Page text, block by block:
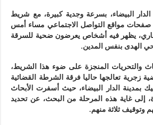
البيضاء، بسرعة وجدية كبيرة، مع شريط
مواقع التواصل الاجتماعي مساء أمس
يناير الجاري، يظهر فيه أشخاص يعرضون ضحية للسرقة
الهدى بنفس المدين.
والتحريات المنجزة على ضوء هذا الشريط،
زجرية تعالجها حاليا فرقة الشرطة القضائية
بمدينة الدار البيضاء، حيث أسفرت الأبحاث
إلى غاية هذه المرحلة من البحث، عن تحديد
وتوقيف ثلاثة منهم.